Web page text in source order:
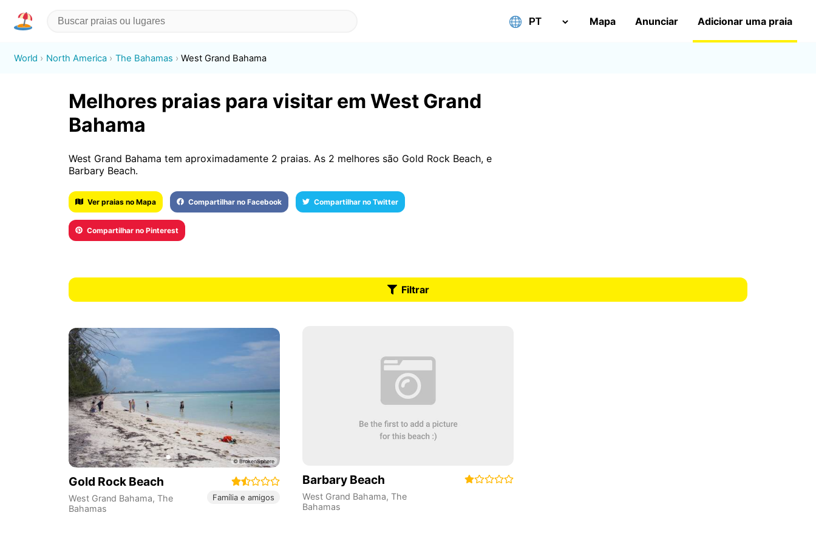
Mapa Anunciar Adicionar uma praia
World North America The Bahamas West Grand Bahama
Melhores praias para visitar em West Grand
Bahama
West Grand Bahama tem aproximadamente 2 praias. As 2 melhores são Gold Rock Beach, e
Barbary Beach.
Ver praias no Mapa Compartilhar no Facebook Compartilhar no Twitter
Compartilhar no Pinterest
Filtrar
Gold Rock Beach
West Grand Bahama, The
Bahamas
Família e amigos
Barbary Beach
West Grand Bahama, The
Bahamas